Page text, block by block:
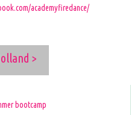
academyfiredance/
>
bootcamp